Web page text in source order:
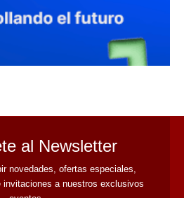
al Newsletter
novedades, ofertas especiales,
a nuestros exclusivos